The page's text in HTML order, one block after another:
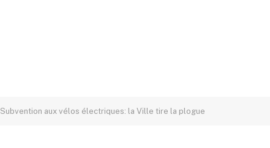
Subvention aux vélos électriques: la Ville tire la plogue